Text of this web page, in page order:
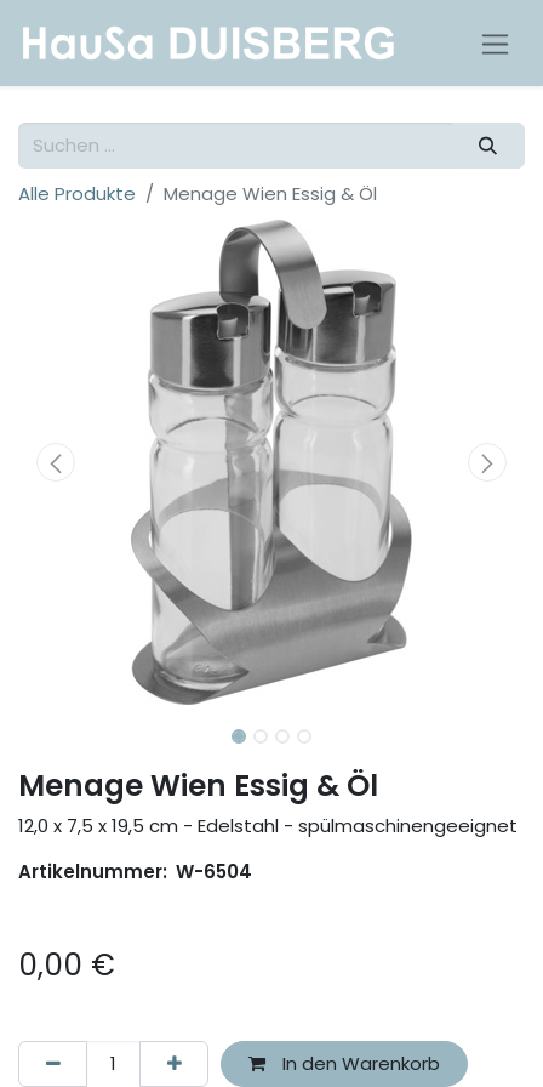
Alle Produkte Menage Wien Essig & Öl
Menage Wien Essig & Öl
12,0 x 7,5 x 19,5 cm - Edelstahl - spülmaschinengeeignet
Artikelnummer: W-6504
0,00 €
In den Warenkorb